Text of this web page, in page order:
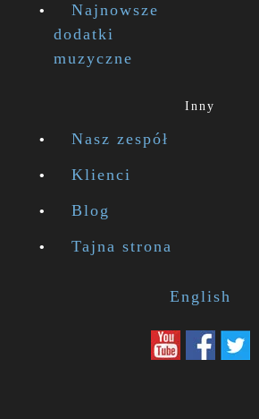
Najnowsze
dodatki
muzyczne
Inny
Nasz zespół
Klienci
Blog
Tajna strona
English